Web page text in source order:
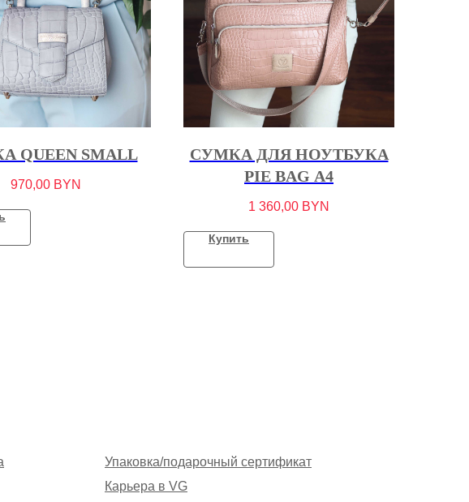
QUEEN SMALL
970,00 BYN
СУМКА ДЛЯ НОУТБУКА
PIE BAG A4
1 360,00 BYN
Купить
Упаковка/подарочный сертификат
Карьера в VG